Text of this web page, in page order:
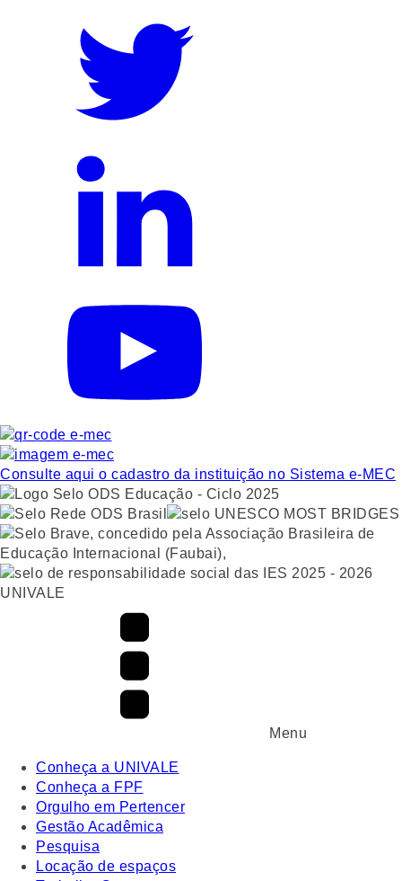
Consulte aqui o cadastro da instituição no Sistema e-MEC
UNIVALE
Menu
Conheça a UNIVALE
Conheça a FPF
Orgulho em Pertencer
Gestão Acadêmica
Pesquisa
Locação de espaços